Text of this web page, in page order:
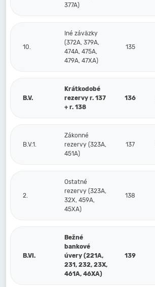
377A)
10.
Iné záväzky
(372A, 379A,
474A, 475A,
479A, 47XA)
135
B.V.
Krátkodobé
rezervy r. 137
+ r. 138
136
B.V.1.
Zákonné
rezervy (323A,
451A)
137
2.
Ostatné
rezervy (323A,
32X, 459A,
45XA)
138
B.VI.
Bežné
bankové
úvery (221A,
231, 232, 23X,
461A, 46XA)
139